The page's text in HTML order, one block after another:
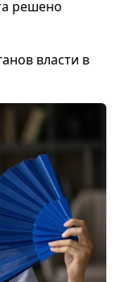
решено
власти в